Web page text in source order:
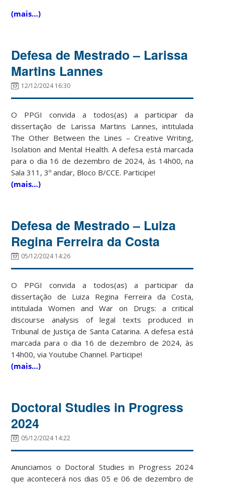
(mais…)
Defesa de Mestrado – Larissa
Martins Lannes
12/12/2024 16:30
O PPGI convida a todos(as) a participar da
dissertação de Larissa Martins Lannes, intitulada
The Other Between the Lines – Creative Writing,
Isolation and Mental Health. A defesa está marcada
para o dia 16 de dezembro de 2024, às 14h00, na
Sala 311, 3º andar, Bloco B/CCE. Participe!
(mais…)
Defesa de Mestrado – Luiza
Regina Ferreira da Costa
05/12/2024 14:26
O PPGI convida a todos(as) a participar da
dissertação de Luiza Regina Ferreira da Costa,
intitulada Women and War on Drugs: a critical
discourse analysis of legal texts produced in
Tribunal de Justiça de Santa Catarina. A defesa está
marcada para o dia 16 de dezembro de 2024, às
14h00, via Youtube Channel. Participe!
(mais…)
Doctoral Studies in Progress
2024
05/12/2024 14:22
Anunciamos o Doctoral Studies in Progress 2024
que acontecerá nos dias 05 e 06 de dezembro de